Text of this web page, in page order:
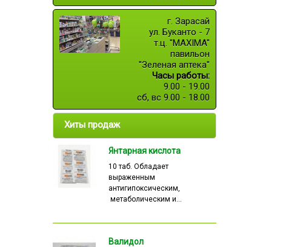
г. Зарасай
ул. Буканто - 7
т.ц. "MAXIMA"
павильон
"Зеленая аптека"
Часы работы:
9.00 - 19.00
сб, вс 9.00 - 18.00
Хиты продаж
Янтарная кислота
10 таб. Обладает
выраженным
антигипоксическим,
метаболическим и...
Валидол